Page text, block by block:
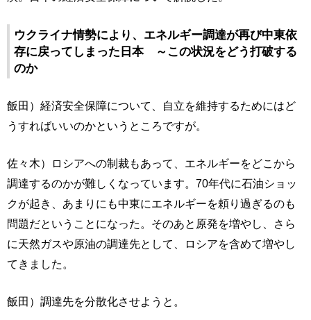
ウクライナ情勢により、エネルギー調達が再び中東依
存に戻ってしまった日本 ～この状況をどう打破する
のか
飯田）経済安全保障について、自立を維持するためにはど
うすればいいのかというところですが。
佐々木）ロシアへの制裁もあって、エネルギーをどこから
調達するのかが難しくなっています。70年代に石油ショッ
クが起き、あまりにも中東にエネルギーを頼り過ぎるのも
問題だということになった。そのあと原発を増やし、さら
に天然ガスや原油の調達先として、ロシアを含めて増やし
てきました。
飯田）調達先を分散化させようと。